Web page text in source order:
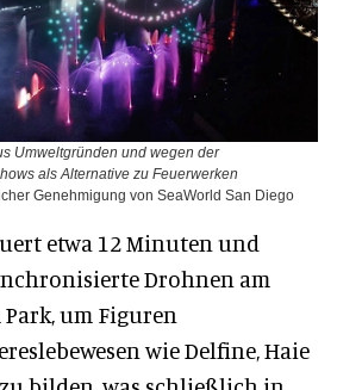
Umweltgründen und wegen der
als Alternative zu Feuerwerken
Genehmigung von SeaWorld San Diego
etwa 12 Minuten und
Drohnen am
um Figuren
wie Delfine, Haie